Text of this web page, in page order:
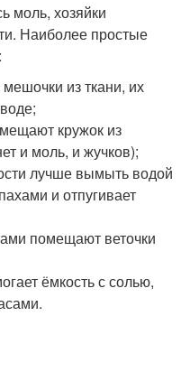
моль, хозяйки
Наиболее простые
из ткани, их
кружок из
и моль, и жучков);
лучше вымыть водой
и отпугивает
помещают веточки
ёмкость с солью,